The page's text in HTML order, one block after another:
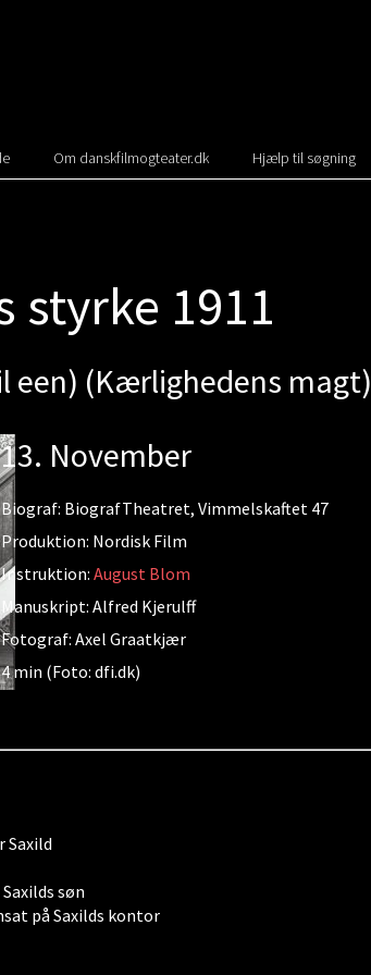
Om danskfilmogteater.dk Hjælp til søgning
1911
een) (Kærlighedens magt)
13. November
Biograf: BiografTheatret, Vimmelskaftet 47
Produktion: Nordisk Film
Instruktion: August Blom
Manuskript: Alfred Kjerulff
Fotograf: Axel Graatkjær
4 min (Foto: dfi.dk)
Saxild
søn
på Saxilds kontor